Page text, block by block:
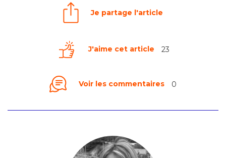
Je partage l'article
J'aime cet article 23
Voir les commentaires 0